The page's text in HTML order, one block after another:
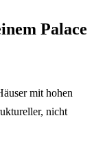
Palace
mit hohen
nicht